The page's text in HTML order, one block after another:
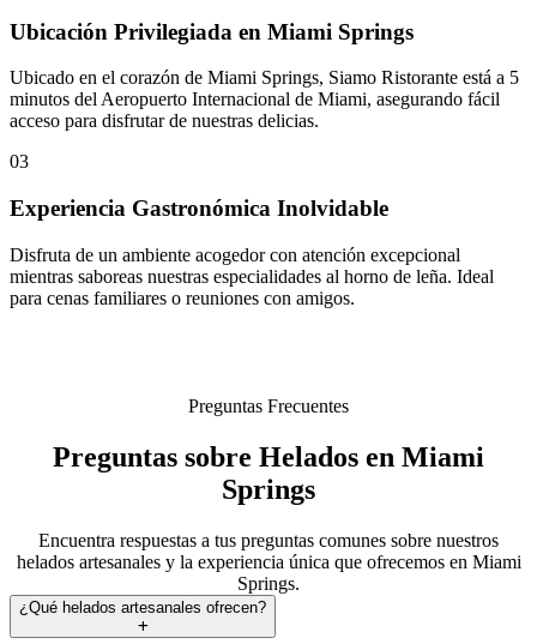
Ubicación Privilegiada en Miami Springs
Ubicado en el corazón de Miami Springs, Siamo Ristorante está a 5
minutos del Aeropuerto Internacional de Miami, asegurando fácil
acceso para disfrutar de nuestras delicias.
03
Experiencia Gastronómica Inolvidable
Disfruta de un ambiente acogedor con atención excepcional
mientras saboreas nuestras especialidades al horno de leña. Ideal
para cenas familiares o reuniones con amigos.
Preguntas Frecuentes
Preguntas sobre Helados en Miami
Springs
Encuentra respuestas a tus preguntas comunes sobre nuestros
helados artesanales y la experiencia única que ofrecemos en Miami
Springs.
¿Qué helados artesanales ofrecen?